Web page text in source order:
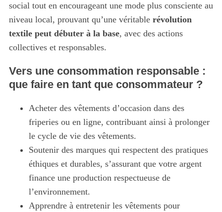
social tout en encourageant une mode plus consciente au
niveau local, prouvant qu’une véritable révolution
textile peut débuter à la base, avec des actions
collectives et responsables.
Vers une consommation responsable :
que faire en tant que consommateur ?
Acheter des vêtements d’occasion dans des
friperies ou en ligne, contribuant ainsi à prolonger
le cycle de vie des vêtements.
Soutenir des marques qui respectent des pratiques
éthiques et durables, s’assurant que votre argent
finance une production respectueuse de
l’environnement.
Apprendre à entretenir les vêtements pour